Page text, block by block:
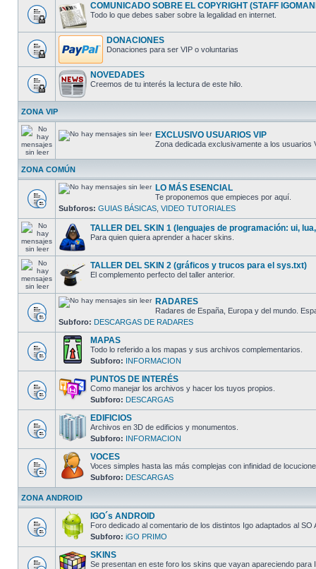
COMUNICADO SOBRE EL COPYRIGHT (STAFF
Todo lo que debes saber sobre la legalidad en internet.
DONACIONES
Donaciones para ser VIP o voluntarias
NOVEDADES
Creemos de tu interés la lectura de este hilo.
ZONA VIP
EXCLUSIVO USUARIOS VIP
Zona dedicada exclusivamente a los usuarios
ZONA COMÚN
LO MÁS ESENCIAL
Te proponemos que empieces por aquí.
Subforos: GUIAS BÁSICAS VIDEO TUTORIALES
TALLER DEL SKIN 1 (lenguajes de programación: ui,
Para quien quiera aprender a hacer skins.
TALLER DEL SKIN 2 (gráficos y trucos para el sys.txt)
El complemento perfecto del taller anterior.
RADARES
Radares de España, Europa y del mundo.
Subforo: DESCARGAS DE RADARES
MAPAS
Todo lo referido a los mapas y sus archivos complementarios.
Subforo: INFORMACION
PUNTOS DE INTERÉS
Como manejar los archivos y hacer los tuyos propios.
Subforo: DESCARGAS
EDIFICIOS
Archivos en 3D de edificios y monumentos.
Subforo: INFORMACION
VOCES
Voces simples hasta las más complejas con infinidad de
Subforo: DESCARGAS
ZONA ANDROID
IGO´s ANDROID
Foro dedicado al comentario de los distintos Igo adaptados al SO
Subforo: iGO PRIMO
SKINS
Se presentan en este foro los skins que vayan apareciendo para